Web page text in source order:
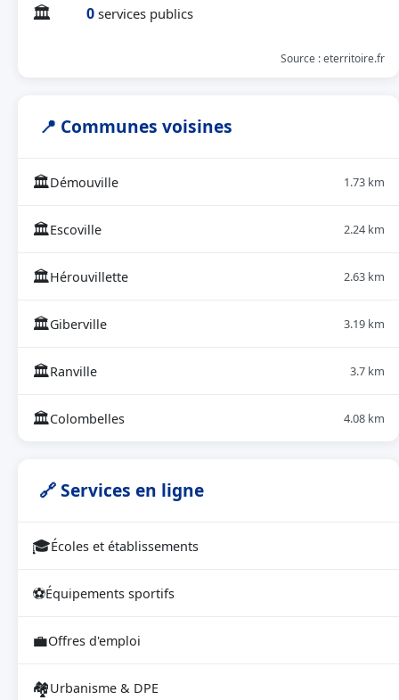
🏛 0 services publics
Source : eterritoire.fr
📍 Communes voisines
🏛Démouville 1.73 km
🏛Escoville 2.24 km
🏛Hérouvillette 2.63 km
🏛Giberville 3.19 km
🏛Ranville 3.7 km
🏛Colombelles 4.08 km
🔗 Services en ligne
🎓Écoles et établissements
⚽Équipements sportifs
💼Offres d'emploi
🏘Urbanisme & DPE